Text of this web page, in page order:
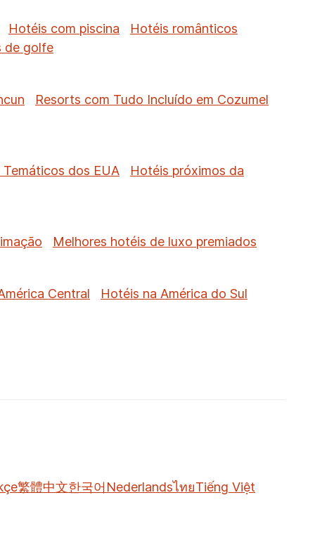
Hotéis com piscina
Hotéis românticos
de golfe
Resorts com Tudo Incluído em Cozumel
dos EUA
Hotéis próximos da
Melhores hotéis de luxo premiados
Central
Hotéis na América do Sul
繁體中文한국어 NederlandsไทยTiếng Việt